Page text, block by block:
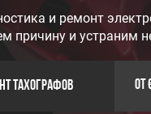
и ремонт
причину и устраним
тахографов от